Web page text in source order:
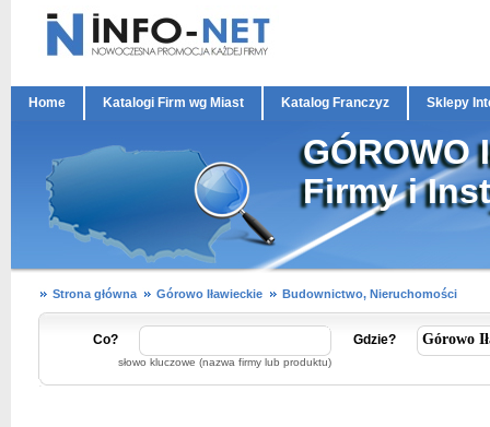
Home Katalogi Firm wg Miast Katalog Franczyz Sklepy
GÓROWO
Firmy i
Strona główna Górowo Iławieckie Budownictwo, Nieruchomości
Co?
słowo kluczowe (nazwa firmy lub produktu)
Gdzie?